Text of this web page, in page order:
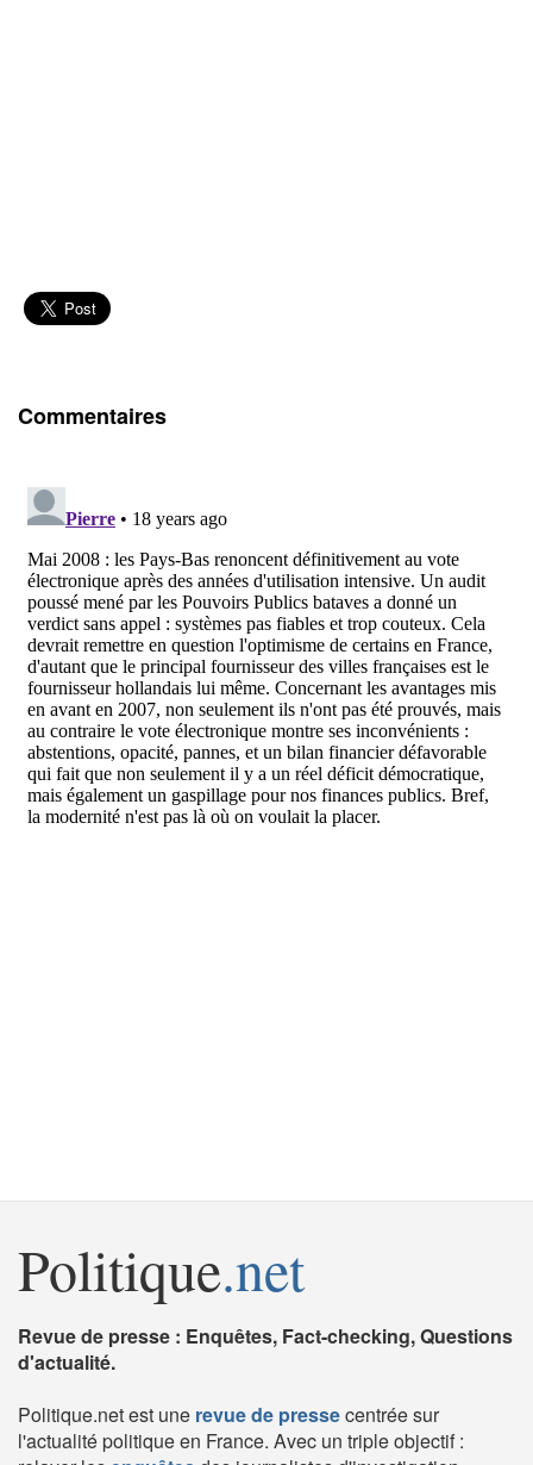
Commentaires
Politique.net
Revue de presse : Enquêtes, Fact-checking, Questions
d'actualité.
Politique.net est une revue de pressecentrée sur
l'actualité politique en France. Avec un triple objectif :